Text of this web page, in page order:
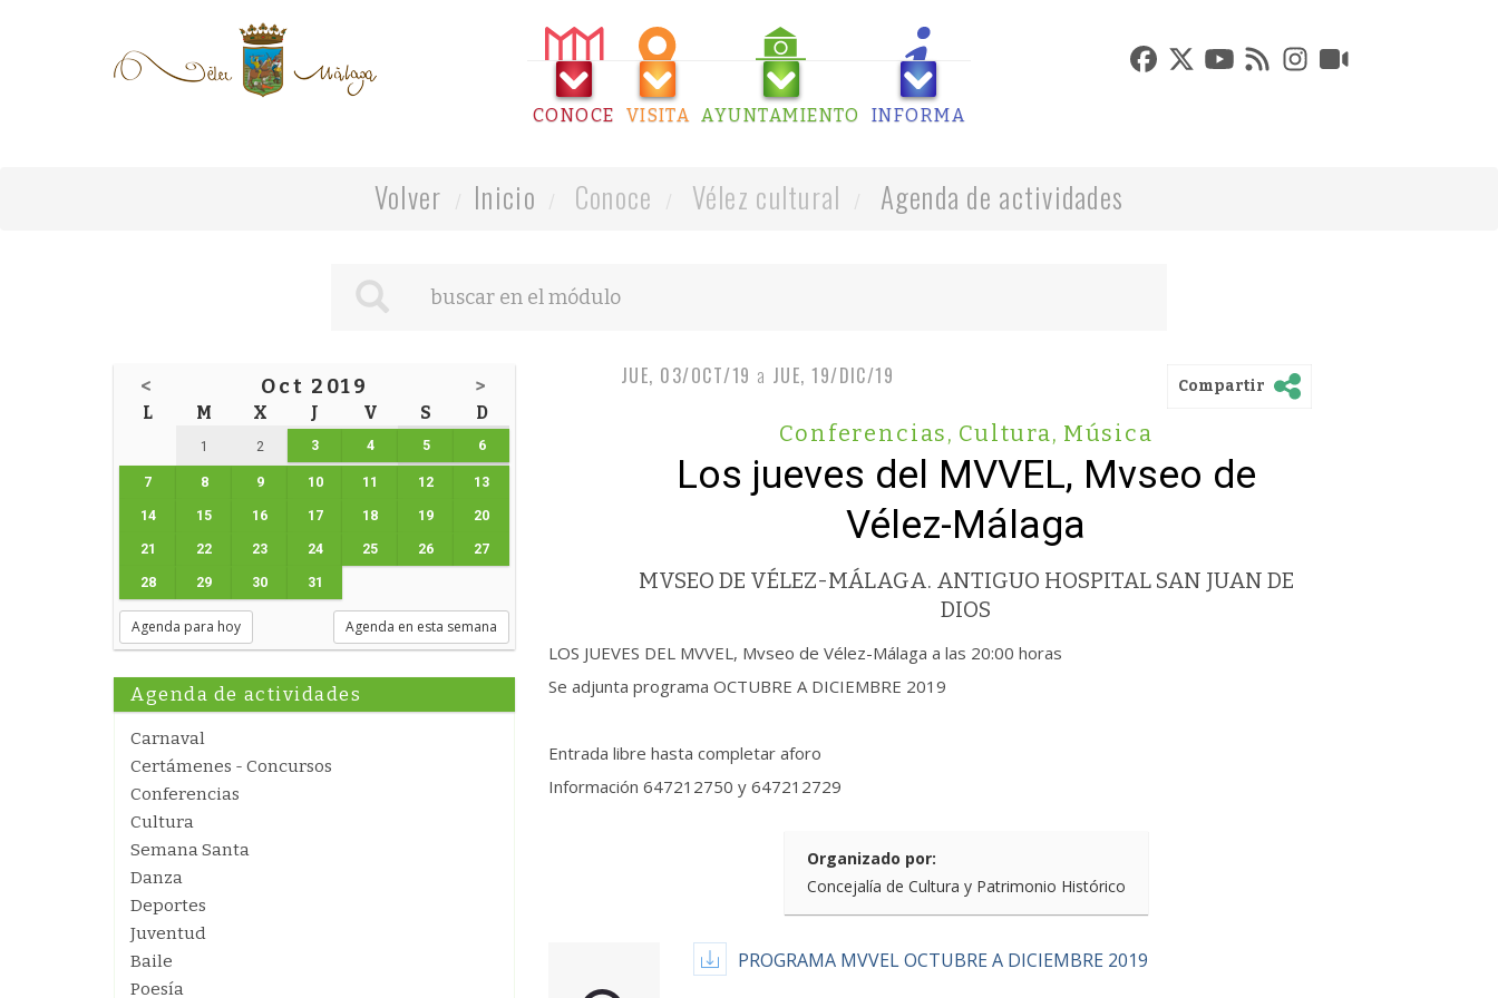
CONOCE VISITA AYUNTAMIENTO INFORMA
Volver Inicio Conoce Vélez cultural Agenda de actividades
< Oct 2019 >
L M X J V S D
1 2 3 4 5 6
7 8 9 10 11 12 13
14 15 16 17 18 19 20
21 22 23 24 25 26 27
28 29 30 31
Agenda para hoy Agenda en esta semana
Agenda de actividades
Carnaval
Certámenes - Concursos
Conferencias
Cultura
Semana Santa
Danza
Deportes
Juventud
Baile
Poesía
JUE, 03/OCT/19 a JUE, 19/DIC/19 Compartir
Conferencias, Cultura, Música
Los jueves del MVVEL, Mvseo de
Vélez-Málaga
MVSEO DE VÉLEZ-MÁLAGA. ANTIGUO HOSPITAL SAN JUAN DE
DIOS
LOS JUEVES DEL MVVEL, Mvseo de Vélez-Málaga a las 20:00 horas
Se adjunta programa OCTUBRE A DICIEMBRE 2019
Entrada libre hasta completar aforo
Información 647212750 y 647212729
Organizado por:
Concejalía de Cultura y Patrimonio Histórico
PROGRAMA MVVEL OCTUBRE A DICIEMBRE 2019